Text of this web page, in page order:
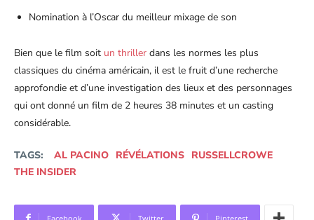
Nomination à l’Oscar du meilleur mixage de son
Bien que le film soit un thriller dans les normes les plus
classiques du cinéma américain, il est le fruit d’une recherche
approfondie et d’une investigation des lieux et des personnages
qui ont donné un film de 2 heures 38 minutes et un casting
considérable.
TAGS: AL PACINO RÉVÉLATIONS RUSSELLCROWE
THE INSIDER